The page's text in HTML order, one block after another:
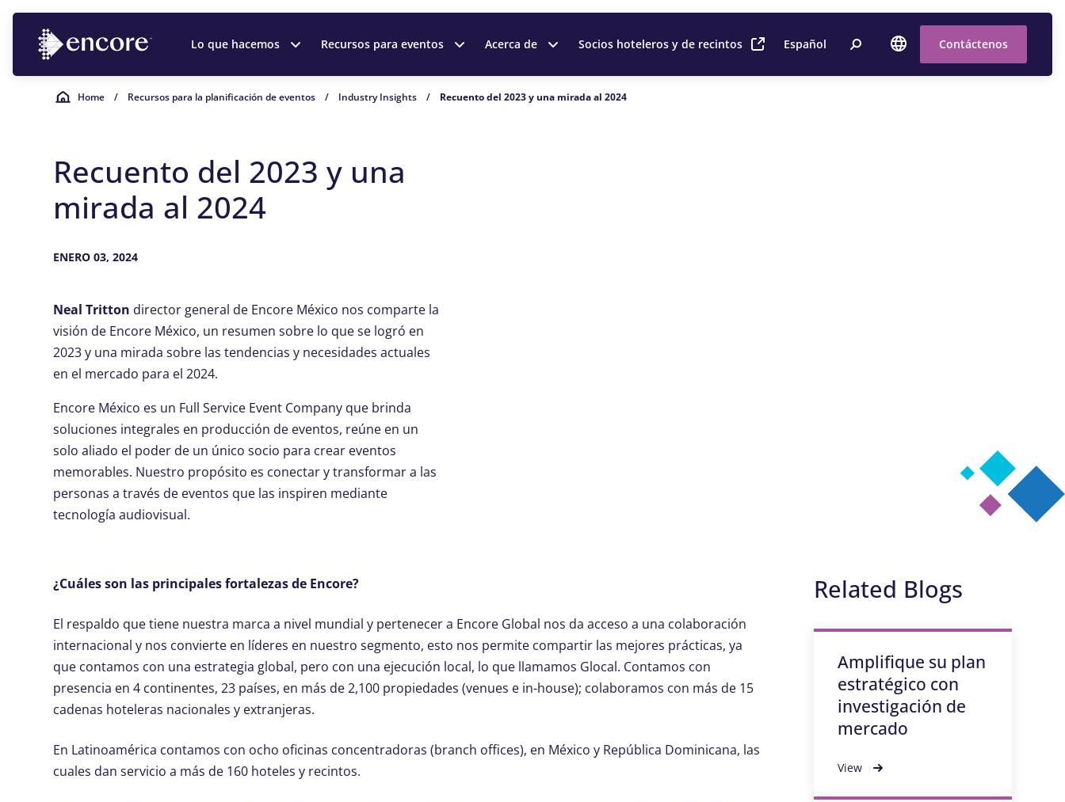
Lo que hacemos Recursos para eventos Acerca de Socios hoteleros y de recintos Español Contáctenos
Home / Recursos para la planificación de eventos / Industry Insights / Recuento del 2023 y una mirada al 2024
Recuento del 2023 y una
mirada al 2024
ENERO 03, 2024
Neal Tritton director general de Encore México nos comparte la
visión de Encore México, un resumen sobre lo que se logró en
2023 y una mirada sobre las tendencias y necesidades actuales
en el mercado para el 2024.
Encore México es un Full Service Event Company que brinda
soluciones integrales en producción de eventos, reúne en un
solo aliado el poder de un único socio para crear eventos
memorables. Nuestro propósito es conectar y transformar a las
personas a través de eventos que las inspiren mediante
tecnología audiovisual.
¿Cuáles son las principales fortalezas de Encore?
El respaldo que tiene nuestra marca a nivel mundial y pertenecer a Encore Global nos da acceso a una colaboración
internacional y nos convierte en líderes en nuestro segmento, esto nos permite compartir las mejores prácticas, ya
que contamos con una estrategia global, pero con una ejecución local, lo que llamamos Glocal. Contamos con
presencia en 4 continentes, 23 países, en más de 2,100 propiedades (venues e in-house); colaboramos con más de 15
cadenas hoteleras nacionales y extranjeras.
En Latinoamérica contamos con ocho oficinas concentradoras (branch offices), en México y República Dominicana, las
cuales dan servicio a más de 160 hoteles y recintos.
Related Blogs
Amplifique su plan
estratégico con
investigación de
mercado
View